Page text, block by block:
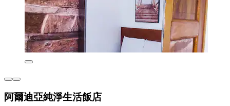
阿爾迪亞純淨生活飯店